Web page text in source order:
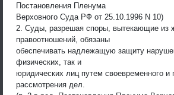
Постановления Пленума
Верховного Суда РФ от 25.10.1996 N 10)
2. Суды, разрешая споры, вытекающие из
правоотношений, обязаны
обеспечивать надлежащую защиту
физических, так и
юридических лиц путем своевременного и
рассмотрения дел.